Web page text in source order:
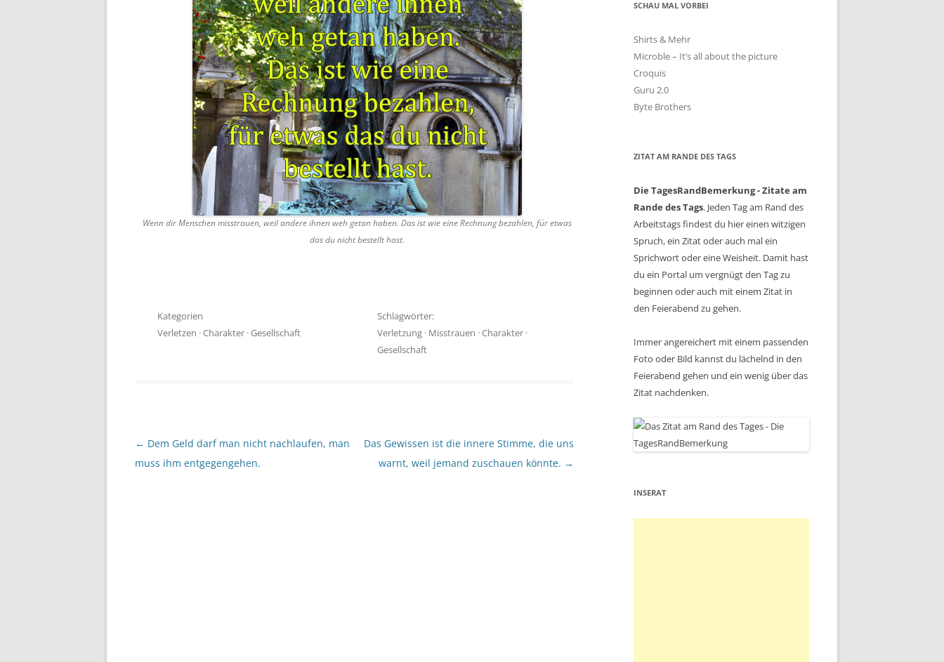
Wenn dir Menschen misstrauen, weil andere ihnen weh getan haben. Das ist wie eine Rechnung bezahlen, für etwas
das du nicht bestellt hast.
Kategorien
Verletzen ·Charakter ·Gesellschaft
Schlagwörter:
Verletzung· Misstrauen ·Charakter·
Gesellschaft
Beitragsnavigation
← Dem Geld darf man nicht nachlaufen, man
muss ihm entgegengehen.
Das Gewissen ist die innere Stimme, die uns
warnt, weil jemand zuschauen könnte. →
SCHAU MAL VORBEI
Shirts & Mehr
Microble – It’s all about the picture
Croquis
Guru 2.0
Byte Brothers
ZITAT AM RANDE DES TAGS
Die TagesRandBemerkung - Zitate am
Rande des Tags. Jeden Tag am Rand des
Arbeitstags findest du hier einen witzigen
Spruch, ein Zitat oder auch mal ein
Sprichwort oder eine Weisheit. Damit hast
du ein Portal um vergnügt den Tag zu
beginnen oder auch mit einem Zitat in
den Feierabend zu gehen.
Immer angereichert mit einem passenden
Foto oder Bild kannst du lächelnd in den
Feierabend gehen und ein wenig über das
Zitat nachdenken.
INSERAT